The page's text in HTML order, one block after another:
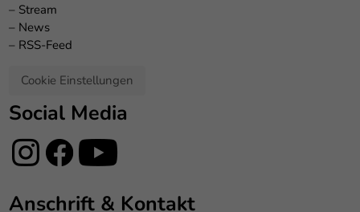
– Stream
– News
– RSS-Feed
Cookie Einstellungen
Social Media
Anschrift & Kontakt